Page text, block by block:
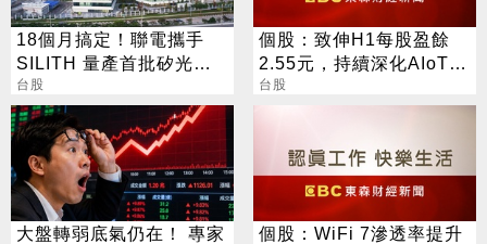
18個月搞定！聯電攜手
SILITH 量產首批矽光子
晶圓
台股
個股：致伸H1每股盈餘
2.55元，持續深化AIoT、
AI智慧監控、機器人與車
台股
大盤轉弱底氣仍在！ 專家
個股：WiFi 7滲透率提升